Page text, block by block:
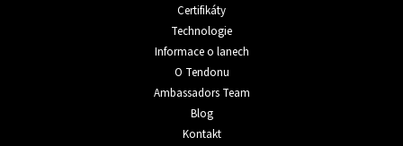
Certifikáty
Technologie
Informace o lanech
O Tendonu
Ambassadors Team
Blog
Kontakt